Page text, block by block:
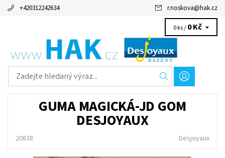
+420312242634 r.noskova@hak.cz
0 ks / 0 Kč
GUMA MAGICKÁ-JD GOM
DESJOYAUX
20838 Desjoyaux